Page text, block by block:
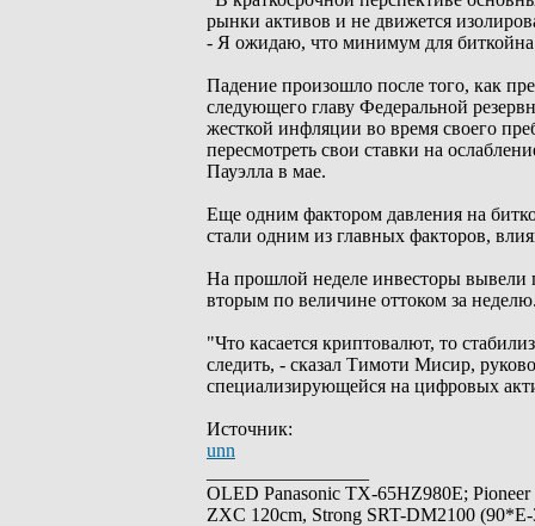
рынки активов и не движется
- Я ожидаю, что минимум для биткойна
Падение произошло после того, как
следующего главу Федеральной
жесткой инфляции во время своего
пересмотреть свои ставки на
Пауэлла в мае.
Еще одним фактором давления на
стали одним из главных факторов,
На прошлой неделе инвесторы вывели
вторым по величине оттоком за
"Что касается криптовалют, то
следить, - сказал Тимоти Мисир,
специализирующейся на цифровых
Источник:
unn
OLED Panasonic TX-65HZ980E;
ZXC 120cm, Strong SRT-DM2100